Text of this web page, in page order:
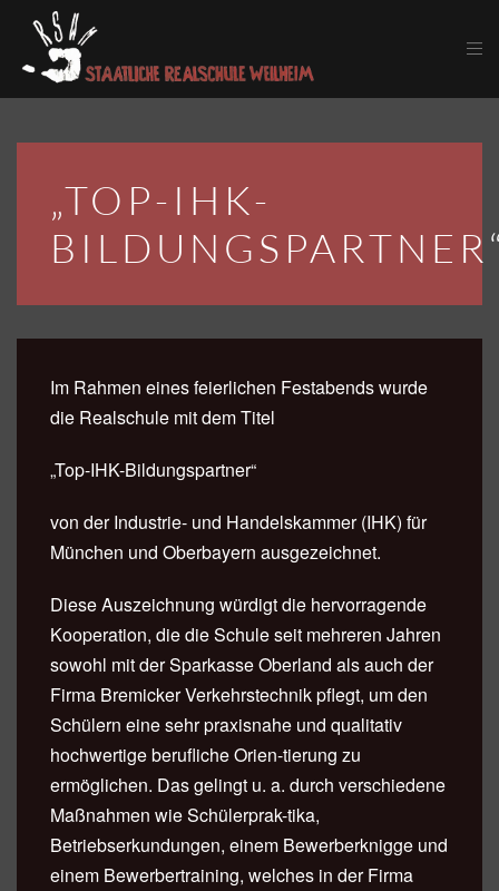
Skip to main content
„TOP-IHK-
Im Rahmen eines feierlichen Festabends wurde
die Realschule mit dem Titel
„Top-IHK-Bildungspartner“
von der Industrie- und Handelskammer (IHK) für
München und Oberbayern ausgezeichnet.
Diese Auszeichnung würdigt die hervorragende
Kooperation, die die Schule seit mehreren Jahren
sowohl mit der Sparkasse Oberland als auch der
Firma Bremicker Verkehrstechnik pflegt, um den
Schülern eine sehr praxisnahe und qualitativ
hochwertige berufliche Orien-tierung zu
ermöglichen. Das gelingt u. a. durch verschiedene
Maßnahmen wie Schülerprak-tika,
Betriebserkundungen, einem Bewerberknigge und
einem Bewerbertraining, welches in der Firma